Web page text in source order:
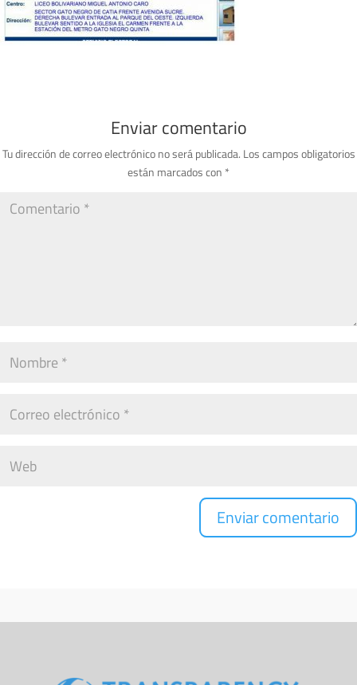
Enviar comentario
Tu dirección de correo electrónico no será publicada. Los campos obligatorios
están marcados con *